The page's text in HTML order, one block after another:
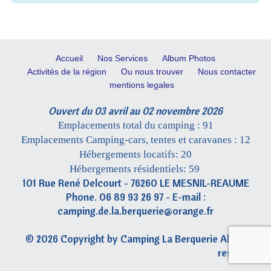
Accueil Nos Services
Album Photos
Activités de la région
Ou nous trouver
Nous contacter
mentions legales
Ouvert du 03 avril au 02 novembre 2026
Emplacements total du camping : 91
Emplacements Camping-cars, tentes et caravanes : 12
Hébergements locatifs: 20
Hébergements résidentiels: 59
101 Rue René Delcourt - 76260 LE MESNIL-REAUME
Phone. 06 89 93 26 97 - E-mail :
camping.de.la.berquerie@orange.fr
© 2026 Copyright by Camping La Berquerie All rights
reserved.